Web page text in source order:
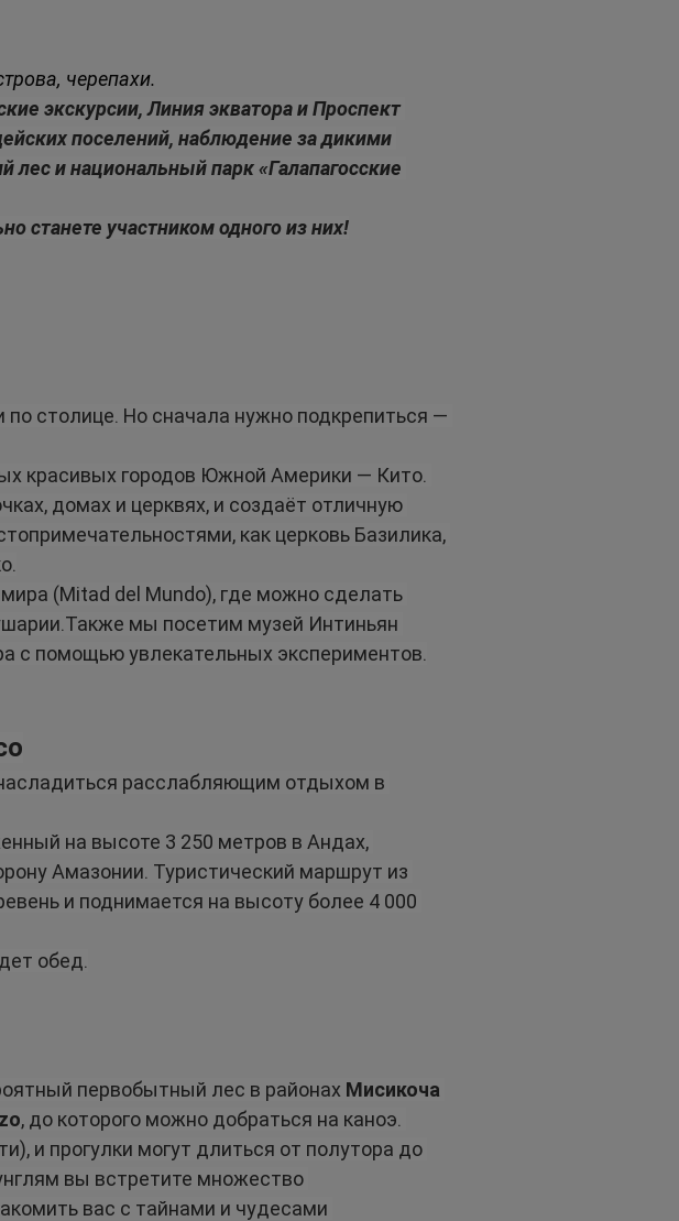
черепахи.
экскурсии, Линия экватора и Проспект
поселений, наблюдение за дикими
и национальный парк «Галапагосские
станете участником одного из них!
столице. Но сначала нужно подкрепиться —
красивых городов Южной Америки — Кито.
домах и церквях, и создаёт отличную
как церковь Базилика,
(Mitad del Mundo), где можно сделать
мы посетим музей Интиньян
с помощью увлекательных экспериментов.
расслабляющим отдыхом в
на высоте 3 250 метров в Андах,
Амазонии. Туристический маршрут из
и поднимается на высоту более 4 000
обед.
первобытный лес в районах Мисикоча
, до которого можно добраться на каноэ.
и прогулки могут длиться от полутора до
вы встретите множество
вас с тайнами и чудесами